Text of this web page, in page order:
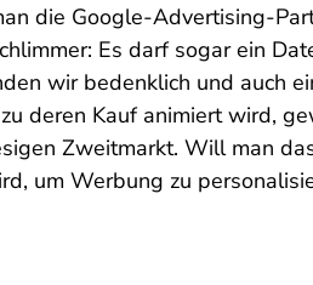
die Google-Advertising-
Es darf sogar ein
wir bedenklich und auch
deren Kauf animiert wird,
Zweitmarkt. Will man
um Werbung zu